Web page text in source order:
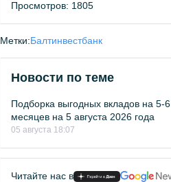
Просмотров: 1805
Метки:Балтинвестбанк
Новости по теме
Подборка выгодных вкладов на 5-6
месяцев на 5 августа 2026 года
05 августа 18:07
Читайте нас в